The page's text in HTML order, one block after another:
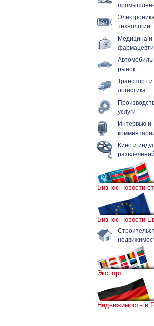
технологии
Медицина и
рынок
Транспорт и
логистика
услуги
Интервью и
Кино и
развлечений
Бизнес-новости
Бизнес-новости
Экспорт
Недвижимость в